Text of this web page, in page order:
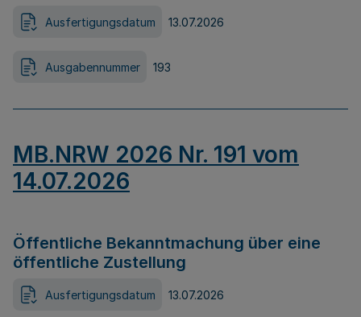
Ausfertigungsdatum 13.07.2026
Ausgabennummer 193
MB.NRW 2026 Nr. 191 vom
14.07.2026
Öffentliche Bekanntmachung über eine
öffentliche Zustellung
Ausfertigungsdatum 13.07.2026